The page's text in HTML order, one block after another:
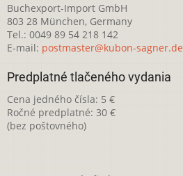
Buchexport-Import GmbH
803 28 München, Germany
Tel.: 0049 89 54 218 142
E-mail: postmaster@kubon-sagner.de
Predplatné tlačeného vydania
Cena jedného čísla: 5 €
Ročné predplatné: 30 €
(bez poštovného)